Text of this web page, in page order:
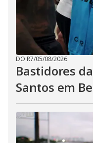
DO R7/05/08/2026
Bastidores
Santos em